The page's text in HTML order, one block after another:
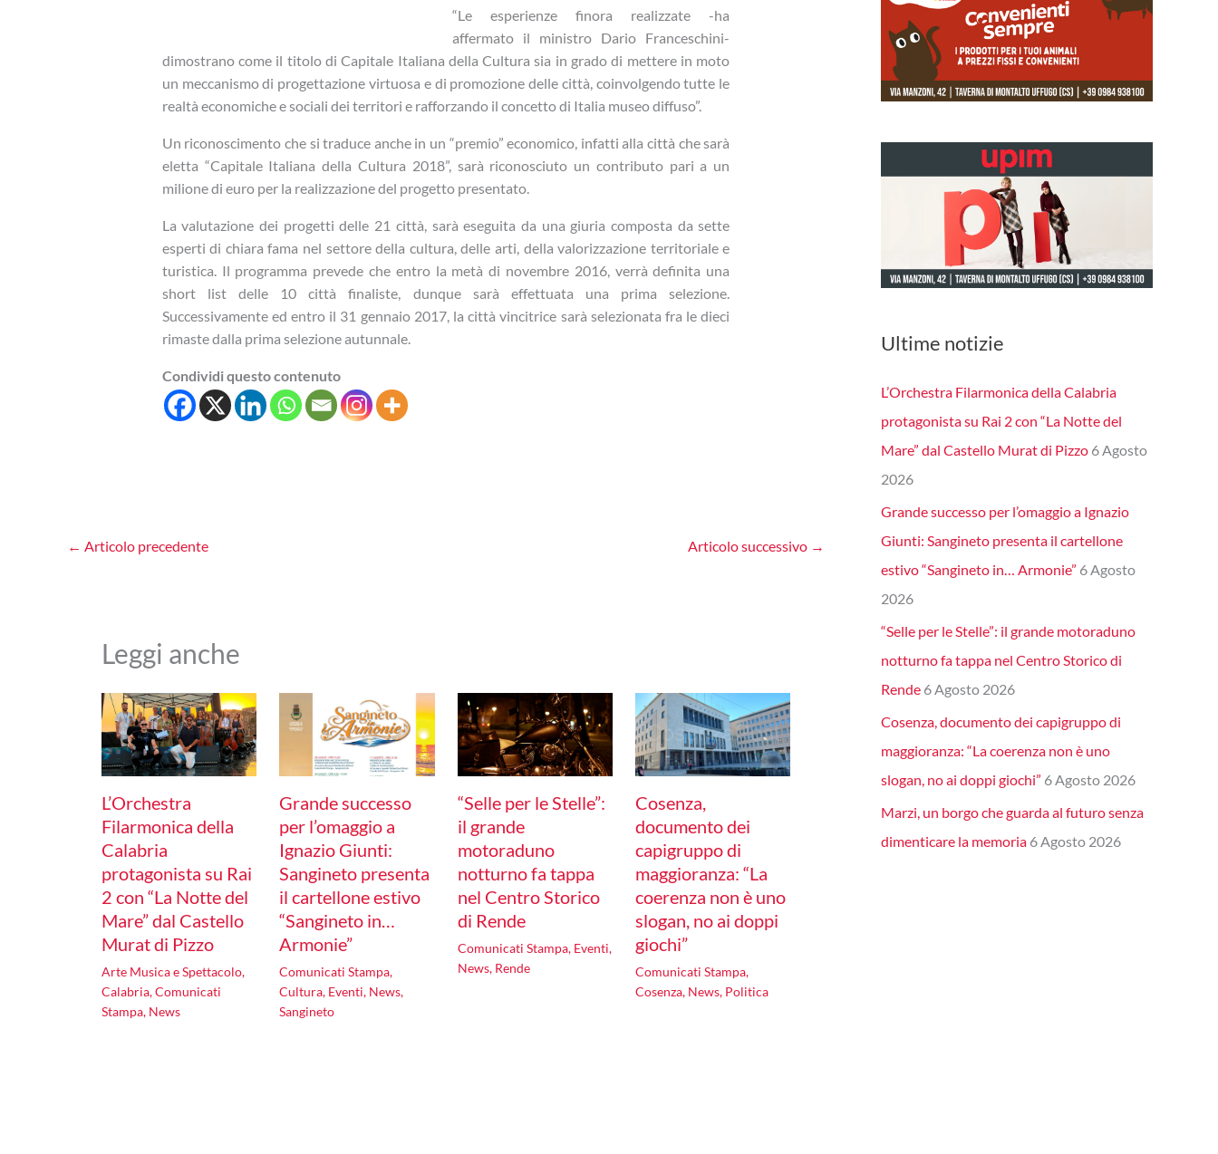
“Le esperienze finora realizzate -ha
affermato il ministro Dario Franceschini-
dimostrano come il titolo di Capitale Italiana della Cultura sia in grado di mettere in moto
un meccanismo di progettazione virtuosa e di promozione delle città, coinvolgendo tutte le
realtà economiche e sociali dei territori e rafforzando il concetto di Italia museo diffuso”.
Un riconoscimento che si traduce anche in un “premio” economico, infatti alla città che sarà
eletta “Capitale Italiana della Cultura 2018”, sarà riconosciuto un contributo pari a un
milione di euro per la realizzazione del progetto presentato.
La valutazione dei progetti delle 21 città, sarà eseguita da una giuria composta da sette
esperti di chiara fama nel settore della cultura, delle arti, della valorizzazione territoriale e
turistica. Il programma prevede che entro la metà di novembre 2016, verrà definita una
short list delle 10 città finaliste, dunque sarà effettuata una prima selezione.
Successivamente ed entro il 31 gennaio 2017, la città vincitrice sarà selezionata fra le dieci
rimaste dalla prima selezione autunnale.
Condividi questo contenuto
← Articolo precedente Articolo successivo →
Leggi anche
L’Orchestra
Filarmonica della
Calabria
protagonista su Rai
2 con “La Notte del
Mare” dal Castello
Murat di Pizzo
Arte Musica e Spettacolo,
Calabria,Comunicati
Stampa, News
Grande successo
per l’omaggio a
Ignazio Giunti:
Sangineto presenta
il cartellone estivo
“Sangineto in…
Armonie”
Comunicati Stampa,
Cultura, Eventi, News,
Sangineto
“Selle per le Stelle”:
il grande
motoraduno
notturno fa tappa
nel Centro Storico
di Rende
Comunicati Stampa, Eventi,
News, Rende
Cosenza,
documento dei
capigruppo di
maggioranza: “La
coerenza non è uno
slogan, no ai doppi
giochi”
Comunicati Stampa,
Cosenza, News, Politica
Ultime notizie
L’Orchestra Filarmonica della Calabria
protagonista su Rai 2 con “La Notte del
Mare” dal Castello Murat di Pizzo 6 Agosto
2026
Grande successo per l’omaggio a Ignazio
Giunti: Sangineto presenta il cartellone
estivo “Sangineto in… Armonie” 6 Agosto
2026
“Selle per le Stelle”: il grande motoraduno
notturno fa tappa nel Centro Storico di
Rende 6 Agosto 2026
Cosenza, documento dei capigruppo di
maggioranza: “La coerenza non è uno
slogan, no ai doppi giochi” 6 Agosto 2026
Marzi, un borgo che guarda al futuro senza
dimenticare la memoria 6 Agosto 2026